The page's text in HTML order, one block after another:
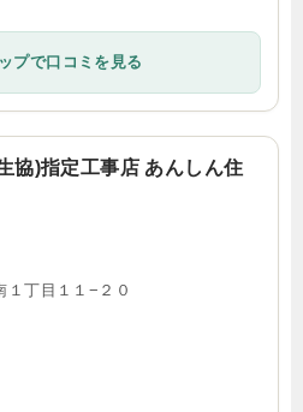
プで口コミを見る
協)指定工事店 あんしん住
１丁目１１−２０